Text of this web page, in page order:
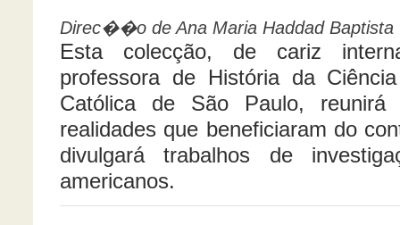
Direc��o de Ana Maria Haddad Baptista
Esta colecção, de cariz
professora de História da
Católica de São Paulo, reunirá
realidades que beneficiaram do
divulgará trabalhos de
americanos.